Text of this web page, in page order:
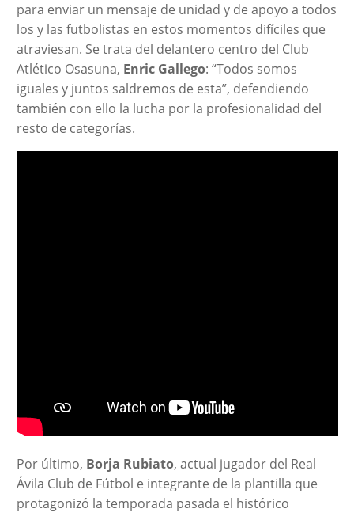
para enviar un mensaje de unidad y de apoyo a todos
los y las futbolistas en estos momentos difíciles que
atraviesan. Se trata del delantero centro del Club
Atlético Osasuna, Enric Gallego: “Todos somos
iguales y juntos saldremos de esta”, defendiendo
también con ello la lucha por la profesionalidad del
resto de categorías.
Por último, Borja Rubiato, actual jugador del Real
Ávila Club de Fútbol e integrante de la plantilla que
protagonizó la temporada pasada el histórico